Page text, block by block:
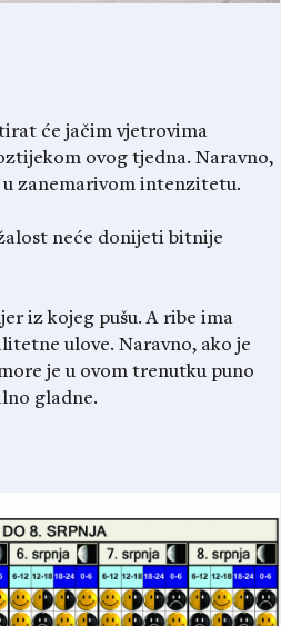
će jačim vjetrovima
ovog tjedna. Naravno,
u zanemarivom intenzitetu.
neće donijeti bitnije
iz kojeg pušu. A ribe ima
ulove. Naravno, ako je
je u ovom trenutku puno
gladne.